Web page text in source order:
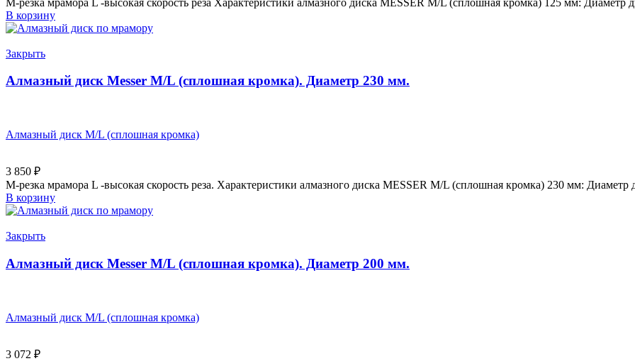
В корзину
Закрыть
Алмазный диск Messer M/L (сплошная кромка). Диаметр 230 мм.
Алмазный диск M/L (сплошная кромка)
3 850 ₽
M-резка мрамора L -высокая скорость реза. Характеристики алмазного диска MESSER M/L (сплошная кромка) 230 мм: Диаметр
В корзину
Закрыть
Алмазный диск Messer M/L (сплошная кромка). Диаметр 200 мм.
Алмазный диск M/L (сплошная кромка)
3 072 ₽